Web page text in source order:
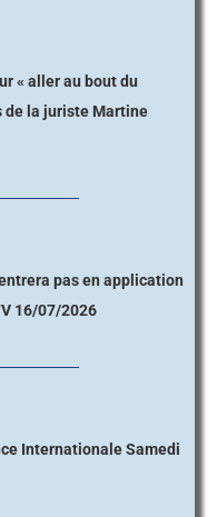
« aller au bout du
de la juriste Martine
pas en application
16/07/2026
Internationale Samedi